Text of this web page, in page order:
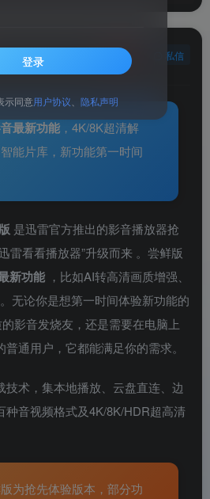
关注 私信
最新功能 ，4K/8K超清解
能片库，新功能第一时间
是迅雷官方推出的影音播放器抢
雷看看播放器”升级而来 。尝鲜版
新功能 ，比如AI转高清画质增强、
。无论你是想第一时间体验新功能的
影音发烧友，还是需要在电脑上
通用户，它都能满足你的需求。
术，集本地播放、云盘直连、边
种音视频格式及4K/8K/HDR超高清
版为抢先体验版本，部分功
登录
示同意用户协议 隐私声明